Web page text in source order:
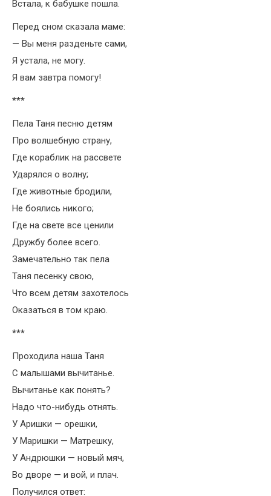
Встала, к бабушке пошла.
Перед сном сказала маме:
— Вы меня разденьте сами,
Я устала, не могу.
Я вам завтра помогу!
***
Пела Таня песню детям
Про волшебную страну,
Где кораблик на рассвете
Ударялся о волну;
Где животные бродили,
Не боялись никого;
Где на свете все ценили
Дружбу более всего.
Замечательно так пела
Таня песенку свою,
Что всем детям захотелось
Оказаться в том краю.
***
Проходила наша Таня
С малышами вычитанье.
Вычитанье как понять?
Надо что-нибудь отнять.
У Аришки — орешки,
У Маришки — Матрешку,
У Андрюшки — новый мяч,
Во дворе — и вой, и плач.
Получился ответ: